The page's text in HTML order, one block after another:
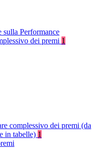
sulla Performance
dei premi 1
complessivo dei premi (da
in tabelle) 1